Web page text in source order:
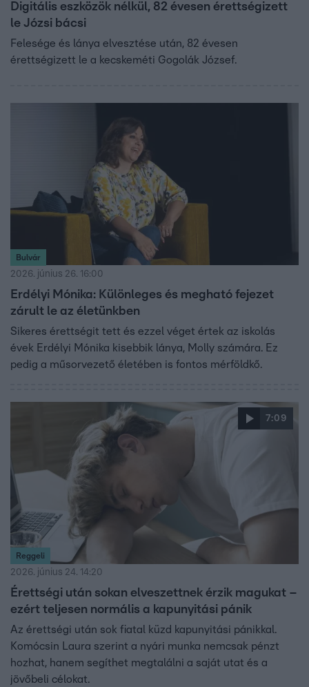
Digitális eszközök nélkül, 82 évesen érettségizett
le Józsi bácsi
Felesége és lánya elvesztése után, 82 évesen
érettségizett le a kecskeméti Gogolák József.
Bulvár
2026. június 26. 16:00
Erdélyi Mónika: Különleges és megható fejezet
zárult le az életünkben
Sikeres érettségit tett és ezzel véget értek az iskolás
évek Erdélyi Mónika kisebbik lánya, Molly számára. Ez
pedig a műsorvezető életében is fontos mérföldkő.
7:09
Reggeli
2026. június 24. 14:20
Érettségi után sokan elveszettnek érzik magukat –
ezért teljesen normális a kapunyitási pánik
Az érettségi után sok fiatal küzd kapunyitási pánikkal.
Komócsin Laura szerint a nyári munka nemcsak pénzt
hozhat, hanem segíthet megtalálni a saját utat és a
jövőbeli célokat.